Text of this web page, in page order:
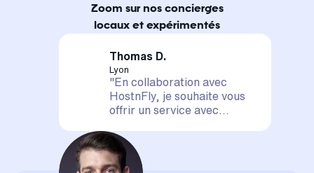
Zoom sur nos concierges
locaux et expérimentés
Thomas D.
Lyon
"En collaboration avec
HostnFly, je souhaite vous
offrir un service avec
logement est entre de
bonnes mains, il sera mis en
valeur et géré de A à Z. La